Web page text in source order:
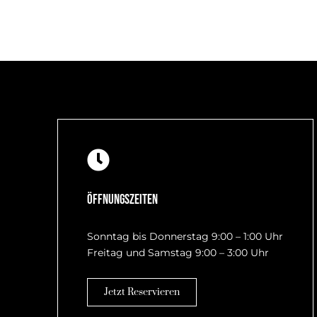
Öffnungszeiten
Sonntag bis Donnerstag 9:00 – 1:00 Uhr
Freitag und Samstag 9:00 – 3:00 Uhr
Jetzt Reservieren